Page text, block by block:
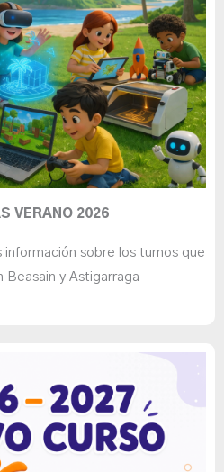
VERANO 2026
información sobre los turnos que
Beasain y Astigarraga